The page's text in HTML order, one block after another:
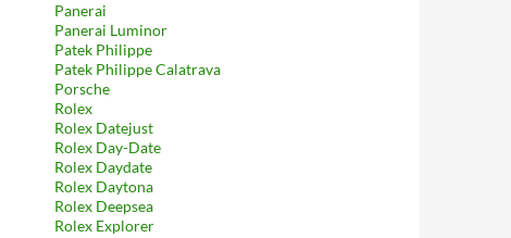
Panerai
Panerai Luminor
Patek Philippe
Patek Philippe Calatrava
Porsche
Rolex
Rolex Datejust
Rolex Day-Date
Rolex Daydate
Rolex Daytona
Rolex Deepsea
Rolex Explorer